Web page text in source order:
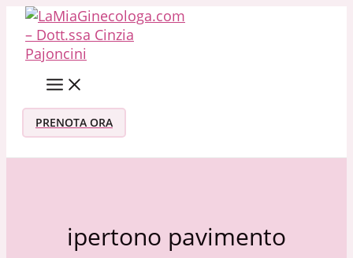
Vai al contenuto
PRENOTA ORA
ipertono pavimento